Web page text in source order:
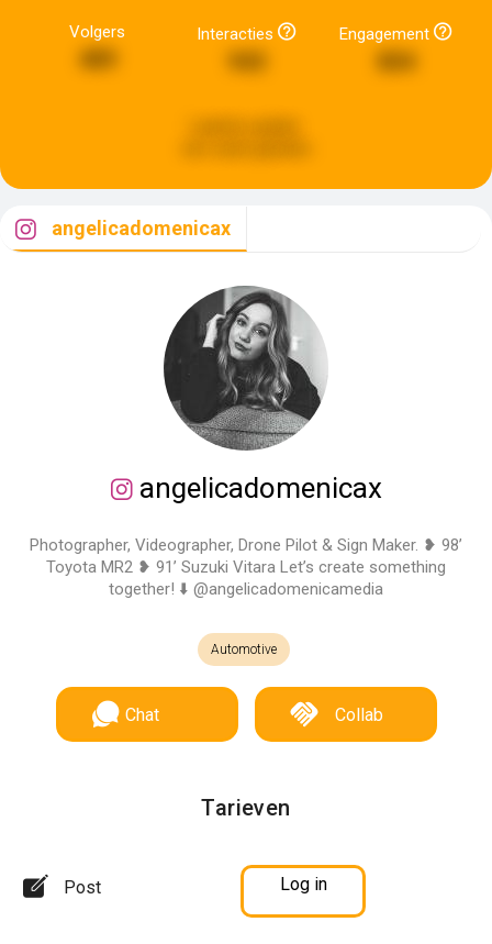
Volgers
489
Interacties Engagement
804
angelicadomenicax
angelicadomenicax
Photographer, Videographer, Drone Pilot & Sign Maker. ❥ 98’
Toyota MR2 ❥ 91’ Suzuki Vitara Let’s create something
together! ⬇️ @angelicadomenicamedia
Automotive
Chat Collab
Tarieven
Post Log in